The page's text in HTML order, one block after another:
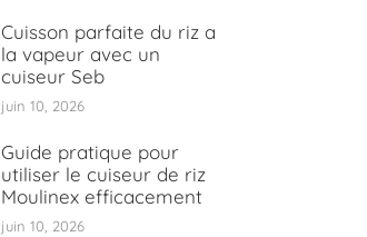
Cuisson parfaite du riz a
la vapeur avec un
cuiseur Seb
juin 10, 2026
Guide pratique pour
utiliser le cuiseur de riz
Moulinex efficacement
juin 10, 2026